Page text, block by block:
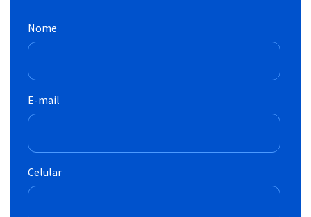
Nome
E-mail
Celular